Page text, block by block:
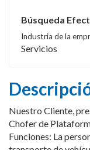
Búsqueda
Industria de la
Servicios
Nuestro Cliente,
Chofer de
Funciones: La